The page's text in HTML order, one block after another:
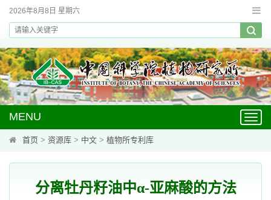
2026年8月8日 星期六
MENU
首页 > 资源库 > 中文 > 植物所专利库
分离牡丹籽油中α-亚麻酸的方法